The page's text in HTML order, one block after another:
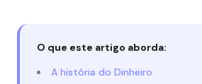
O que este artigo aborda:
A história do Dinheiro